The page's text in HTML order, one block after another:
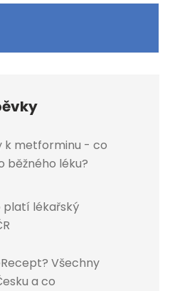
k metforminu - co
běžného léku?
platí lékařský
Všechny
a co